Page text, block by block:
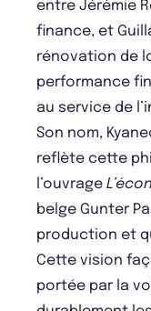
entre Jérémie
finance, et
rénovation de
performance
au service de
Son nom,
reflète cette
l’ouvrage
belge Gunter
production et
Cette vision
portée par la